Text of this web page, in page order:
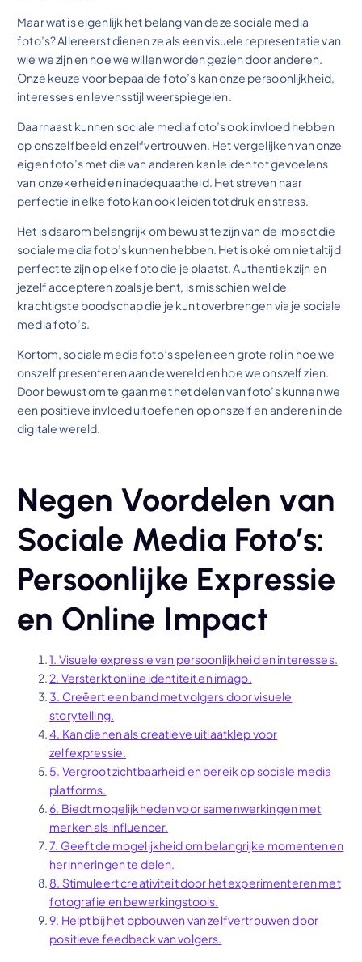
Maar wat is eigenlijk het belang van deze sociale media
foto’s? Allereerst dienen ze als een visuele representatie van
wie we zijn en hoe we willen worden gezien door anderen.
Onze keuze voor bepaalde foto’s kan onze persoonlijkheid,
interesses en levensstijl weerspiegelen.
Daarnaast kunnen sociale media foto’s ook invloed hebben
op ons zelfbeeld en zelfvertrouwen. Het vergelijken van onze
eigen foto’s met die van anderen kan leiden tot gevoelens
van onzekerheid en inadequaatheid. Het streven naar
perfectie in elke foto kan ook leiden tot druk en stress.
Het is daarom belangrijk om bewust te zijn van de impact die
sociale media foto’s kunnen hebben. Het is oké om niet altijd
perfect te zijn op elke foto die je plaatst. Authentiek zijn en
jezelf accepteren zoals je bent, is misschien wel de
krachtigste boodschap die je kunt overbrengen via je sociale
media foto’s.
Kortom, sociale media foto’s spelen een grote rol in hoe we
onszelf presenteren aan de wereld en hoe we onszelf zien.
Door bewust om te gaan met het delen van foto’s kunnen we
een positieve invloed uitoefenen op onszelf en anderen in de
digitale wereld.
Negen Voordelen van
Sociale Media Foto’s:
Persoonlijke Expressie
en Online Impact
1. Visuele expressie van persoonlijkheid en interesses.
2. Versterkt online identiteit en imago.
3. Creëert een band met volgers door visuele
storytelling.
4. Kan dienen als creatieve uitlaatklep voor
zelfexpressie.
5. Vergroot zichtbaarheid en bereik op sociale media
platforms.
6. Biedt mogelijkheden voor samenwerkingen met
merken als influencer.
7. Geeft de mogelijkheid om belangrijke momenten en
herinneringen te delen.
8. Stimuleert creativiteit door het experimenteren met
fotografie en bewerkingstools.
9. Helpt bij het opbouwen van zelfvertrouwen door
positieve feedback van volgers.